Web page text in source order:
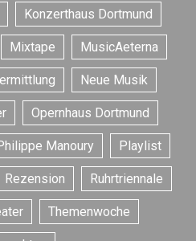
Konzerthaus Dortmund
Mixtape MusicAeterna
Neue Musik
Opernhaus Dortmund
Manoury Playlist
Rezension Ruhrtriennale
Themenwoche